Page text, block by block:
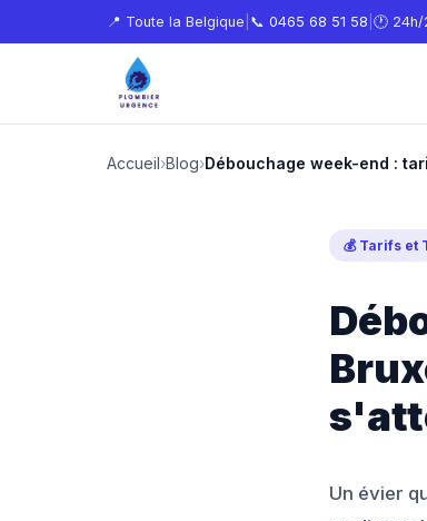
📍 Toute la Belgique 📞 0465 68 51 58 🕐
Accueil›Blog›Débouchage week-end :
💰 Tarifs et
Un évier